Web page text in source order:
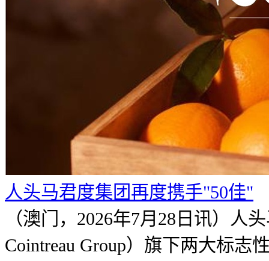
人头马君度集团再度携手"50佳"
（澳门，2026年7月28日讯）人
Cointreau Group）旗下两大标志